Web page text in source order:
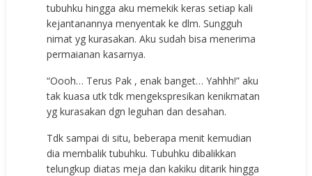
tubuhku hingga aku memekik keras setiap kali
kejantanannya menyentak ke dlm. Sungguh
nimat yg kurasakan. Aku sudah bisa menerima
permaianan kasarnya.
“Oooh… Terus Pak , enak banget… Yahhh!” aku
tak kuasa utk tdk mengekspresikan kenikmatan
yg kurasakan dgn leguhan dan desahan.
Tdk sampai di situ, beberapa menit kemudian
dia membalik tubuhku. Tubuhku dibalikkan
telungkup diatas meja dan kakiku ditarik hingga